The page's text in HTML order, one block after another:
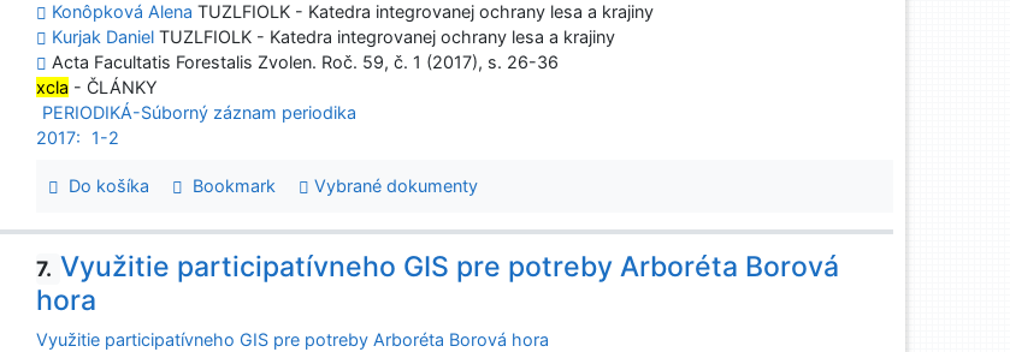
Konôpková Alena TUZLFIOLK - Katedra integrovanej ochrany lesa a krajiny
Kurjak Daniel TUZLFIOLK - Katedra integrovanej ochrany lesa a krajiny
Acta Facultatis Forestalis Zvolen. Roč. 59, č. 1 (2017), s. 26-36
xcla - ČLÁNKY
PERIODIKÁ-Súborný záznam periodika
2017:
1-2
Do košíka Bookmark Vybrané dokumenty
7. Využitie participatívneho GIS pre potreby Arboréta Borová
hora
Využitie participatívneho GIS pre potreby Arboréta Borová hora